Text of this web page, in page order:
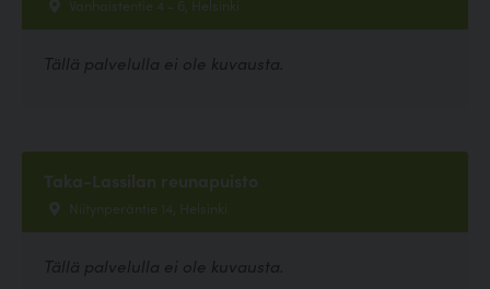
Vanhaistentie 4 - 6, Helsinki
Tällä palvelulla ei ole kuvausta.
Taka-Lassilan reunapuisto
Niitynperäntie 14, Helsinki
Tällä palvelulla ei ole kuvausta.